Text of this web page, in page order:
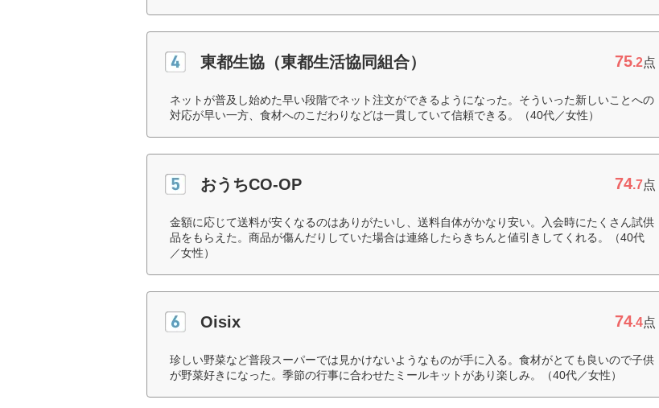
東都生協（東都生活協同組合） 75.2点
ネットが普及し始めた早い段階でネット注文ができるようになった。そういった新しいことへの
対応が早い一方、食材へのこだわりなどは一貫していて信頼できる。（40代／女性）
おうちCO-OP 74.7点
金額に応じて送料が安くなるのはありがたいし、送料自体がかなり安い。入会時にたくさん試供
品をもらえた。商品が傷んだりしていた場合は連絡したらきちんと値引きしてくれる。（40代
／女性）
Oisix 74.4点
珍しい野菜など普段スーパーでは見かけないようなものが手に入る。食材がとても良いので子供
が野菜好きになった。季節の行事に合わせたミールキットがあり楽しみ。（40代／女性）